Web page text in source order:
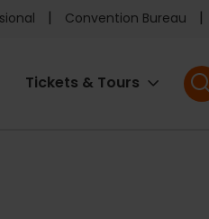
Convention Bureau
Tickets & Tours